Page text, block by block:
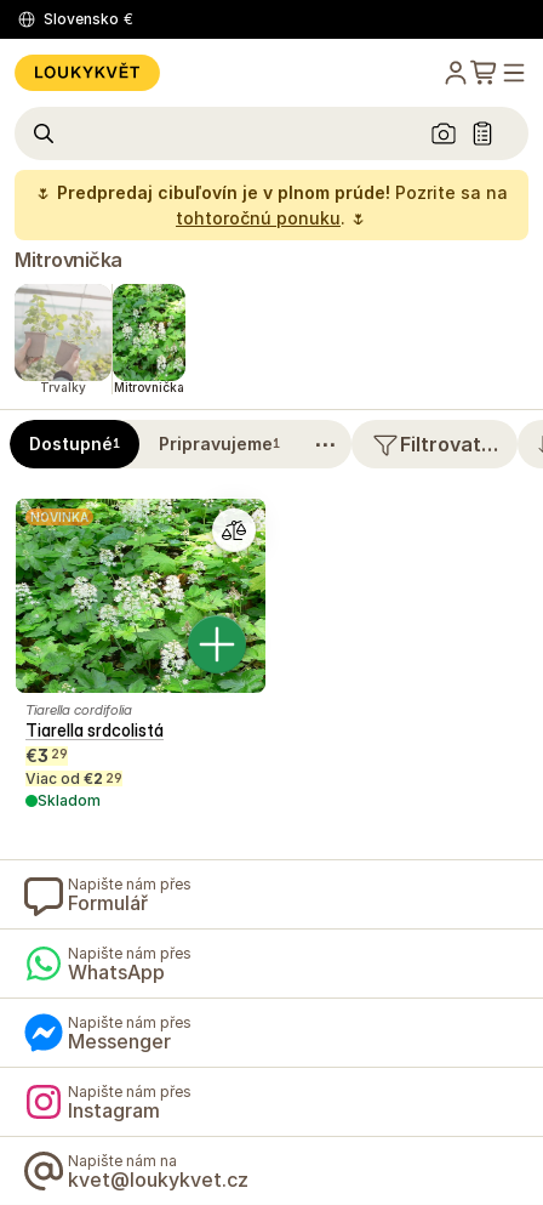
Slovensko €
🌷 Predpredaj cibuľovín je v plnom prúde! Pozrite sa na
tohtoročnú ponuku. 🌷
Mitrovnička
Trvalky Mitrovnička
Dostupné1 Pripravujeme1 ⋯ Filtrovat…
NOVINKA
Tiarella cordifolia
Tiarella srdcolistá
€3 29
Viac od €2 29
Skladom
Napište nám přes
Formulář
Napište nám přes
WhatsApp
Napište nám přes
Messenger
Napište nám přes
Instagram
Napište nám na
kvet@loukykvet.cz